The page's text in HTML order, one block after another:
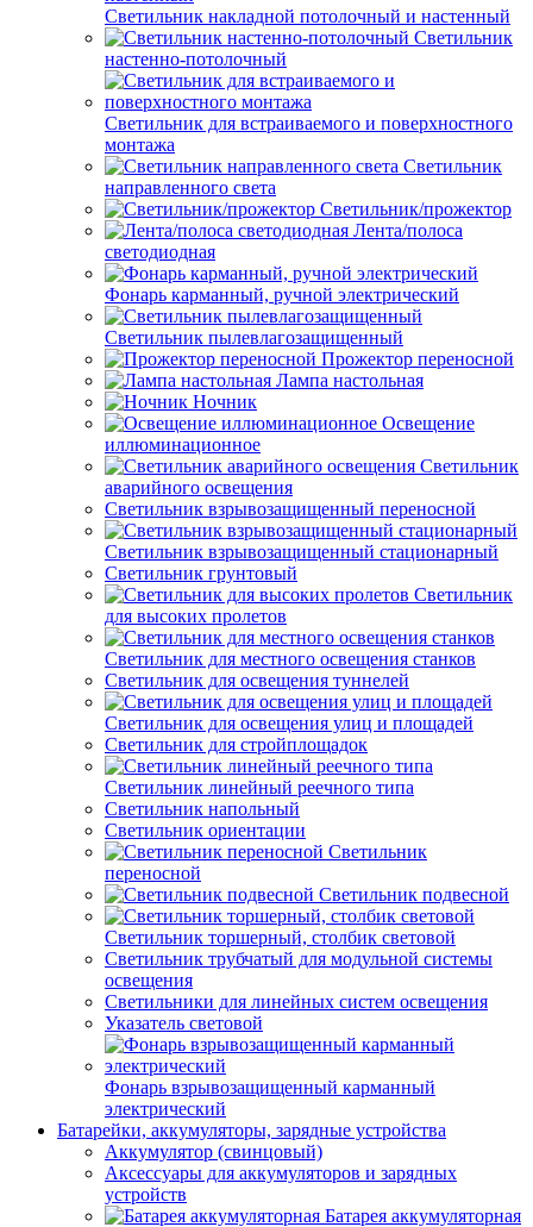
Светильник накладной потолочный и настенный
Светильник
настенно-потолочный
Светильник для встраиваемого и поверхностного
монтажа
Светильник
направленного света
Светильник/прожектор
Лента/полоса
светодиодная
Фонарь карманный, ручной электрический
Светильник пылевлагозащищенный
Прожектор переносной
Лампа настольная
Ночник
Освещение
иллюминационное
Светильник
аварийного освещения
Светильник взрывозащищенный переносной
Светильник взрывозащищенный стационарный
Светильник грунтовый
Светильник
для высоких пролетов
Светильник для местного освещения станков
Светильник для освещения туннелей
Светильник для освещения улиц и площадей
Светильник для стройплощадок
Светильник линейный реечного типа
Светильник напольный
Светильник ориентации
Светильник
переносной
Светильник подвесной
Светильник торшерный, столбик световой
Светильник трубчатый для модульной системы
освещения
Светильники для линейных систем освещения
Указатель световой
Фонарь взрывозащищенный карманный
электрический
Батарейки, аккумуляторы, зарядные устройства
Аккумулятор (свинцовый)
Аксессуары для аккумуляторов и зарядных
устройств
Батарея аккумуляторная